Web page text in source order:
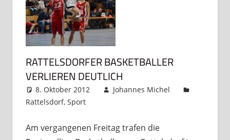
RATTELSDORFER BASKETBALLER
VERLIEREN DEUTLICH
8. Oktober 2012
Johannes Michel
Rattelsdorf, Sport
Am vergangenen Freitag trafen die